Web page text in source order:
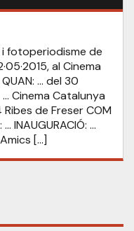
fotoperiodisme de
al Cinema
… del 30
… Cinema Catalunya
de Freser COM
… INAUGURACIÓ: …
[…]